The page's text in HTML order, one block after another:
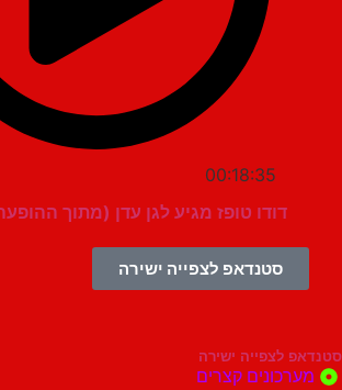
00:18:35
דודו טופז מגיע לגן עדן (מתוך ההופעה)
סטנדאפ לצפייה ישירה
ישירה
קצרים